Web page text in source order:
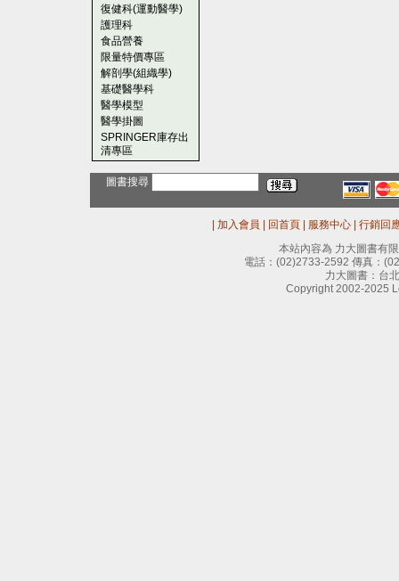
復健科(運動醫學)
護理科
食品營養
限量特價專區
解剖學(組織學)
基礎醫學科
醫學模型
醫學掛圖
SPRINGER庫存出
清專區
圖書搜尋
加入會員 回首頁 服務中心
行銷回
本站內容為 力大圖書有
電話： (02)2733-2592 傳真：
力大圖書：台
Copyright 2002-2025